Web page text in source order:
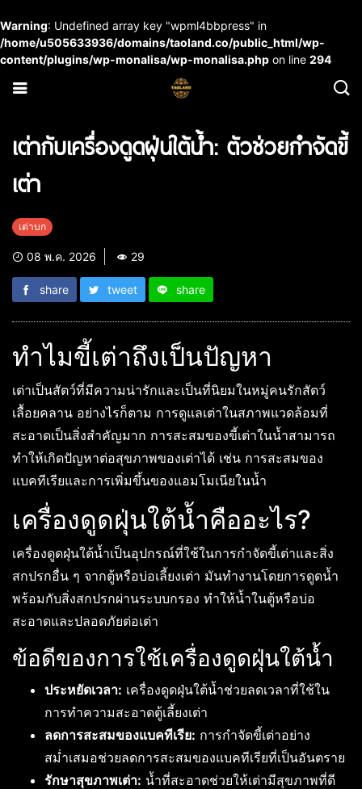
Warning: Undefined array key "wpml4bbpress" in
/home/u505633936/domains/taoland.co/public_html/wp-
content/plugins/wp-monalisa/wp-monalisa.php on line 294
เต่ากับเครื่องดูดฝุ่นใต้น้ำ: ตัวช่วยกำจัดขี้
เต่า
เต่าบก
08 พ.ค. 2026 29
share tweet share
ทำไมขี้เต่าถึงเป็นปัญหา
เต่าเป็นสัตว์ที่มีความน่ารักและเป็นที่นิยมในหมู่คนรักสัตว์
เลื้อยคลาน อย่างไรก็ตาม การดูแลเต่าในสภาพแวดล้อมที่
สะอาดเป็นสิ่งสำคัญมาก การสะสมของขี้เต่าในน้ำสามารถ
ทำให้เกิดปัญหาต่อสุขภาพของเต่าได้ เช่น การสะสมของ
แบคทีเรียและการเพิ่มขึ้นของแอมโมเนียในน้ำ
เครื่องดูดฝุ่นใต้น้ำคืออะไร?
เครื่องดูดฝุ่นใต้น้ำเป็นอุปกรณ์ที่ใช้ในการกำจัดขี้เต่าและสิ่ง
สกปรกอื่น ๆ จากตู้หรือบ่อเลี้ยงเต่า มันทำงานโดยการดูดน้ำ
พร้อมกับสิ่งสกปรกผ่านระบบกรอง ทำให้น้ำในตู้หรือบ่อ
สะอาดและปลอดภัยต่อเต่า
ข้อดีของการใช้เครื่องดูดฝุ่นใต้น้ำ
ประหยัดเวลา: เครื่องดูดฝุ่นใต้น้ำช่วยลดเวลาที่ใช้ใน
การทำความสะอาดตู้เลี้ยงเต่า
ลดการสะสมของแบคทีเรีย: การกำจัดขี้เต่าอย่าง
สม่ำเสมอช่วยลดการสะสมของแบคทีเรียที่เป็นอันตราย
รักษาสุขภาพเต่า: น้ำที่สะอาดช่วยให้เต่ามีสุขภาพที่ดี